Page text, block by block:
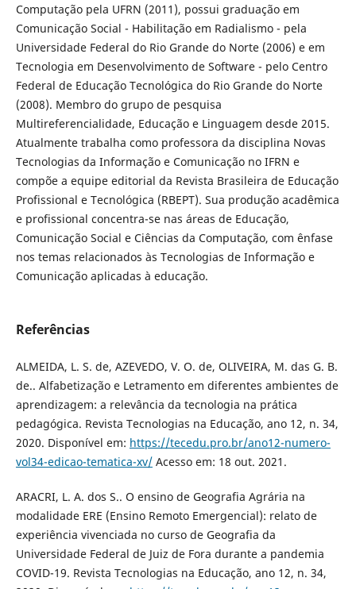
Computação pela UFRN (2011), possui graduação em
Comunicação Social - Habilitação em Radialismo - pela
Universidade Federal do Rio Grande do Norte (2006) e em
Tecnologia em Desenvolvimento de Software - pelo Centro
Federal de Educação Tecnológica do Rio Grande do Norte
(2008). Membro do grupo de pesquisa
Multireferencialidade, Educação e Linguagem desde 2015.
Atualmente trabalha como professora da disciplina Novas
Tecnologias da Informação e Comunicação no IFRN e
compõe a equipe editorial da Revista Brasileira de Educação
Profissional e Tecnológica (RBEPT). Sua produção acadêmica
e profissional concentra-se nas áreas de Educação,
Comunicação Social e Ciências da Computação, com ênfase
nos temas relacionados às Tecnologias de Informação e
Comunicação aplicadas à educação.
Referências
ALMEIDA, L. S. de, AZEVEDO, V. O. de, OLIVEIRA, M. das G. B.
de.. Alfabetização e Letramento em diferentes ambientes de
aprendizagem: a relevância da tecnologia na prática
pedagógica. Revista Tecnologias na Educação, ano 12, n. 34,
2020. Disponível em: https://tecedu.pro.br/ano12-numero-
vol34-edicao-tematica-xv/Acesso em: 18 out. 2021.
ARACRI, L. A. dos S.. O ensino de Geografia Agrária na
modalidade ERE (Ensino Remoto Emergencial): relato de
experiência vivenciada no curso de Geografia da
Universidade Federal de Juiz de Fora durante a pandemia
COVID-19. Revista Tecnologias na Educação, ano 12, n. 34,